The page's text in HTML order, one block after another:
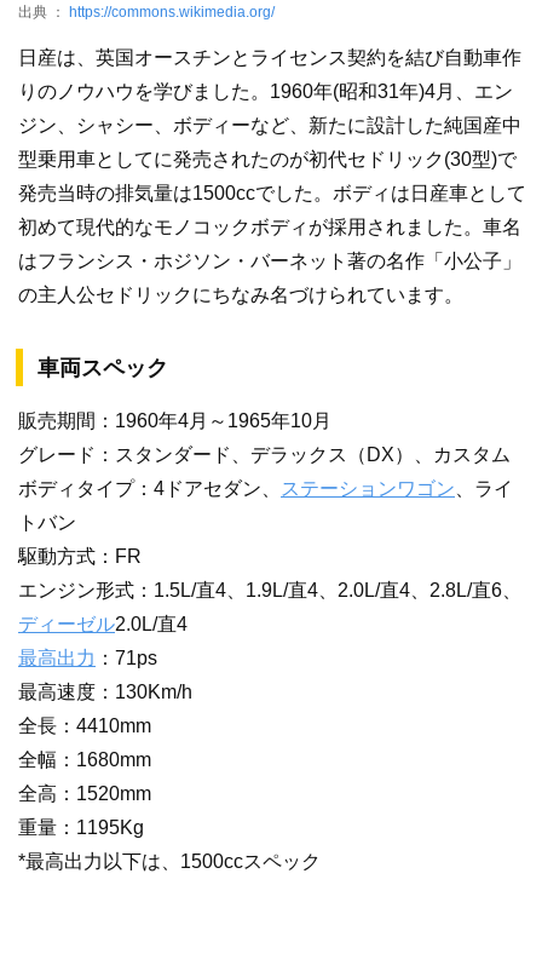
出典 ： https://commons.wikimedia.org/
日産は、英国オースチンとライセンス契約を結び自動車作
りのノウハウを学びました。1960年(昭和31年)4月、エン
ジン、シャシー、ボディーなど、新たに設計した純国産中
型乗用車としてに発売されたのが初代セドリック(30型)で
発売当時の排気量は1500ccでした。ボディは日産車として
初めて現代的なモノコックボディが採用されました。車名
はフランシス・ホジソン・バーネット著の名作「小公子」
の主人公セドリックにちなみ名づけられています。
車両スペック
販売期間：1960年4月～1965年10月
グレード：スタンダード、デラックス（DX）、カスタム
ボディタイプ：4ドアセダン、
ステーションワゴン 、ライ
トバン
駆動方式：FR
エンジン形式：1.5L/直4、1.9L/直4、2.0L/直4、2.8L/直6、
ディーゼル2.0L/直4
最高出力 ：71ps
最高速度：130Km/h
全長：4410mm
全幅：1680mm
全高：1520mm
重量：1195Kg
*最高出力以下は、1500ccスペック